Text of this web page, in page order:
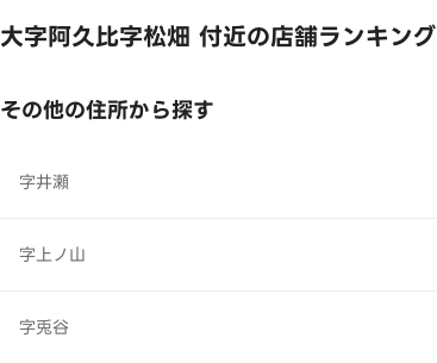
大字阿久比字松畑 付近の店舗ランキング
その他の住所から探す
字井瀬
字上ノ山
字兎谷